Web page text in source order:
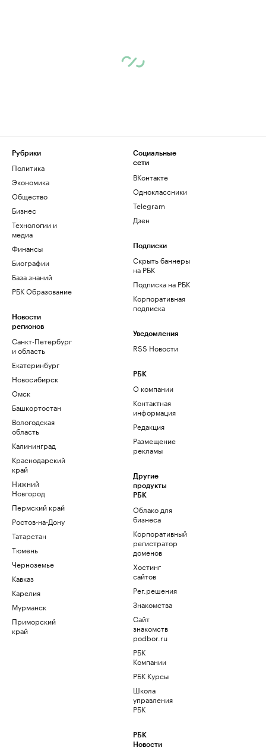
Рубрики
Политика
Экономика
Общество
Бизнес
Технологии и
медиа
Финансы
Биографии
База знаний
РБК Образование
Новости
регионов
Санкт-Петербург
и область
Екатеринбург
Новосибирск
Омск
Башкортостан
Вологодская
область
Калининград
Краснодарский
край
Нижний
Новгород
Пермский край
Ростов-на-Дону
Татарстан
Тюмень
Черноземье
Кавказ
Карелия
Мурманск
Приморский
край
Социальные
сети
ВКонтакте
Одноклассники
Telegram
Дзен
Подписки
Скрыть баннеры
на РБК
Подписка на РБК
Корпоративная
подписка
Уведомления
RSS Новости
РБК
О компании
Контактная
информация
Редакция
Размещение
рекламы
Другие
продукты
РБК
Облако для
бизнеса
Корпоративный
регистратор
доменов
Хостинг
сайтов
Рег.решения
Знакомства
Сайт
знакомств
podbor.ru
РБК
Компании
РБК Курсы
Школа
управления
РБК
РБК
Новости